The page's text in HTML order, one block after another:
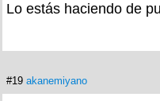
Lo estás haciendo de
#19 akanemiyano